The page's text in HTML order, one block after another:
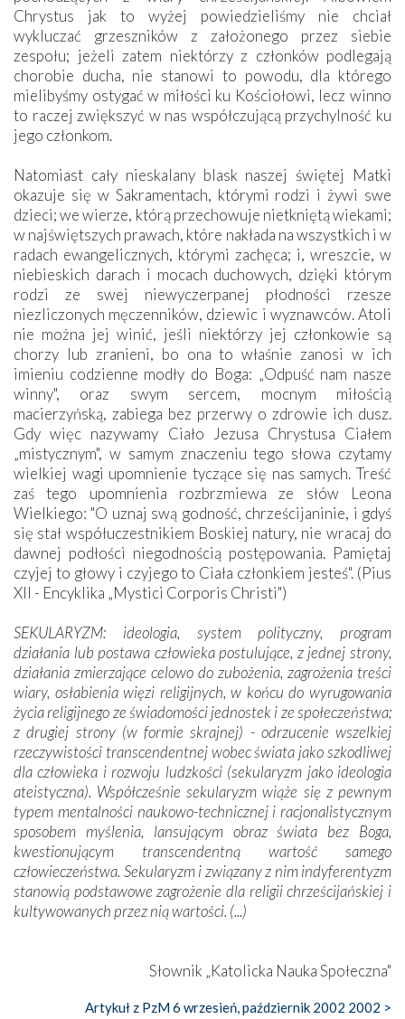
Chrystus jak to wyżej powiedzieliśmy nie chciał
wykluczać grzeszników z założonego przez siebie
zespołu; jeżeli zatem niektórzy z członków podlegają
chorobie ducha, nie stanowi to powodu, dla którego
mielibyśmy ostygać w miłości ku Kościołowi, lecz winno
to raczej zwiększyć w nas współczującą przychylność ku
jego członkom.
Natomiast cały nieskalany blask naszej świętej Matki
okazuje się w Sakramentach, którymi rodzi i żywi swe
dzieci; we wierze, którą przechowuje nietkniętą wiekami;
w najświętszych prawach, które nakłada na wszystkich i w
radach ewangelicznych, którymi zachęca; i, wreszcie, w
niebieskich darach i mocach duchowych, dzięki którym
rodzi ze swej niewyczerpanej płodności rzesze
niezliczonych męczenników, dziewic i wyznawców. Atoli
nie można jej winić, jeśli niektórzy jej członkowie są
chorzy lub zranieni, bo ona to właśnie zanosi w ich
imieniu codzienne modły do Boga: „Odpuść nam nasze
winny", oraz swym sercem, mocnym miłością
macierzyńską, zabiega bez przerwy o zdrowie ich dusz.
Gdy więc nazywamy Ciało Jezusa Chrystusa Ciałem
„mistycznym", w samym znaczeniu tego słowa czytamy
wielkiej wagi upomnienie tyczące się nas samych. Treść
zaś tego upomnienia rozbrzmiewa ze słów Leona
Wielkiego: "O uznaj swą godność, chrześcijaninie, i gdyś
się stał współuczestnikiem Boskiej natury, nie wracaj do
dawnej podłości niegodnością postępowania. Pamiętaj
czyjej to głowy i czyjego to Ciała członkiem jesteś". (Pius
XII - Encyklika „Mystici Corporis Christi")
SEKULARYZM: ideologia, system polityczny, program
działania lub postawa człowieka postulujące, z jednej strony,
działania zmierzające celowo do zubożenia, zagrożenia treści
wiary, osłabienia więzi religijnych, w końcu do wyrugowania
życia religijnego ze świadomości jednostek i ze społeczeństwa;
z drugiej strony (w formie skrajnej) - odrzucenie wszelkiej
rzeczywistości transcendentnej wobec świata jako szkodliwej
dla człowieka i rozwoju ludzkości (sekularyzm jako ideologia
ateistyczna). Współcześnie sekularyzm wiąże się z pewnym
typem mentalności naukowo-technicznej i racjonalistycznym
sposobem myślenia, lansującym obraz świata bez Boga,
kwestionującym transcendentną wartość samego
człowieczeństwa. Sekularyzm i związany z nim indyferentyzm
stanowią podstawowe zagrożenie dla religii chrześcijańskiej i
kultywowanych przez nią wartości. (...)
Słownik „Katolicka Nauka Społeczna"
Artykuł z PzM 6 wrzesień, październik 2002 2002 >